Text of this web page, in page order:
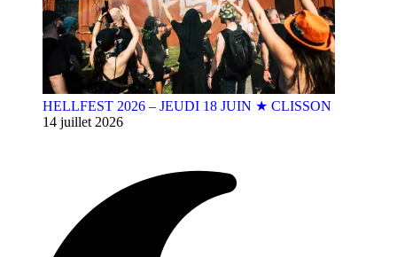
HELLFEST 2026 – JEUDI 18 JUIN ★ CLISSON
14 juillet 2026